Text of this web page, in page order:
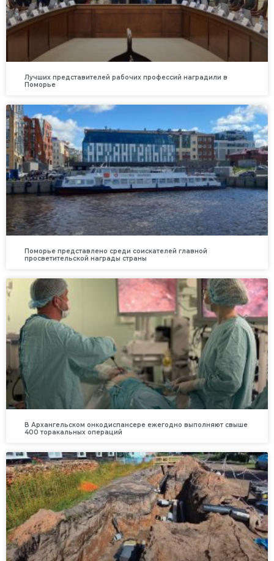
Лучших представителей рабочих профессий наградили в
Поморье
Поморье представлено среди соискателей главной
просветительской награды страны
В Архангельском онкодиспансере ежегодно выполняют свыше
400 торакальных операций